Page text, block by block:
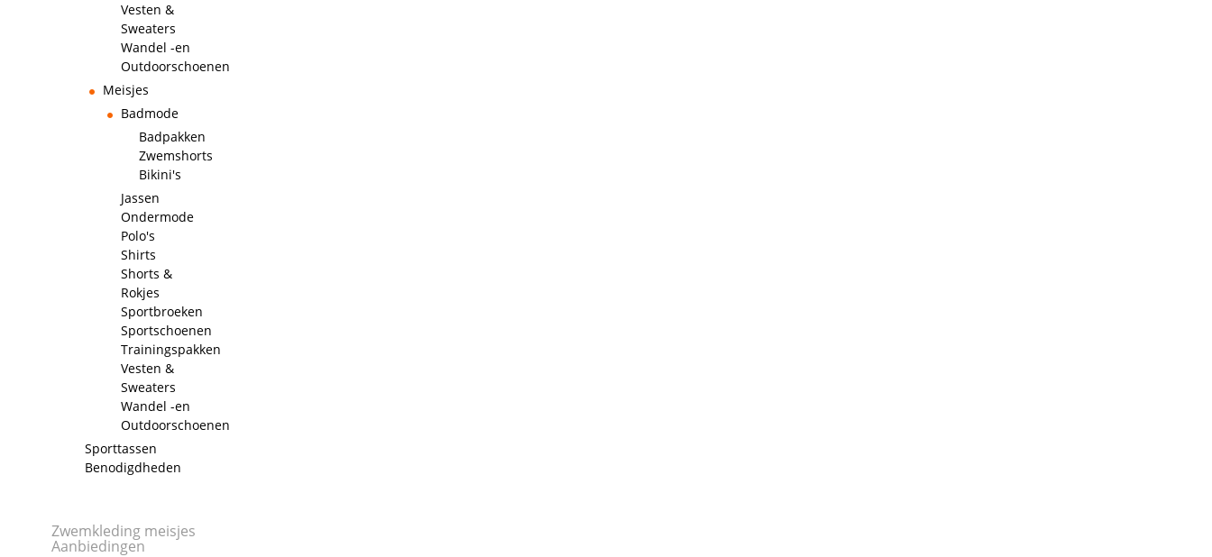
Vesten &
Sweaters
Wandel -en
Outdoorschoenen
Meisjes
Badmode
Badpakken
Zwemshorts
Bikini's
Jassen
Ondermode
Polo's
Shirts
Shorts &
Rokjes
Sportbroeken
Sportschoenen
Trainingspakken
Vesten &
Sweaters
Wandel -en
Outdoorschoenen
Sporttassen
Benodigdheden
Zwemkleding meisjes
Aanbiedingen